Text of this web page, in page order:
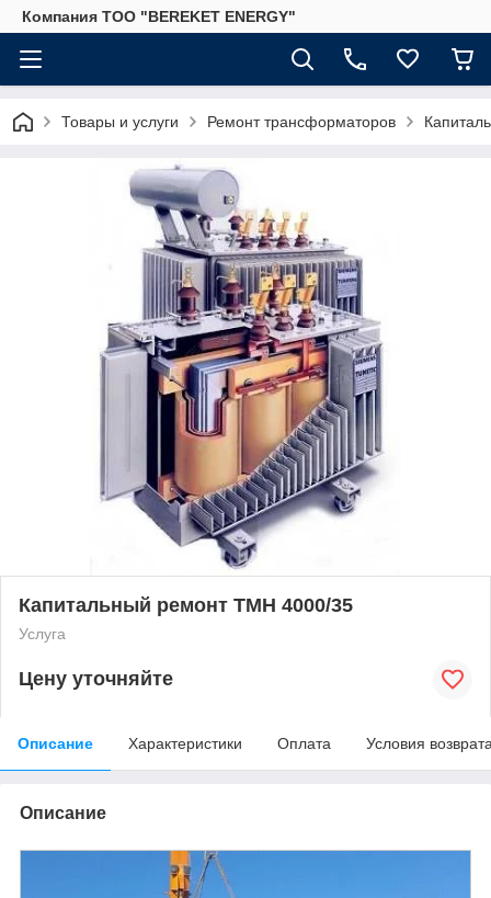
Компания ТОО "BEREKET ENERGY"
Товары и услуги Ремонт трансформаторов
Капитальный ремонт ТМН 4000/35
Услуга
Цену уточняйте
Описание Характеристики Оплата Условия
Описание